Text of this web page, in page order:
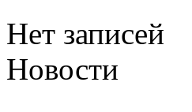
Нет записей
Новости